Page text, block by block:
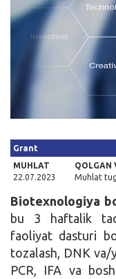
Grant
MUHLAT
22.07.2023
QOLGAN
Muhlat
Biotexnologiya
bu 3 haftalik
faoliyat dasturi
tozalash, DNK va/
PCR, IFA va